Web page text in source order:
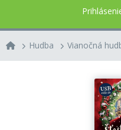
Hudba Vianočná